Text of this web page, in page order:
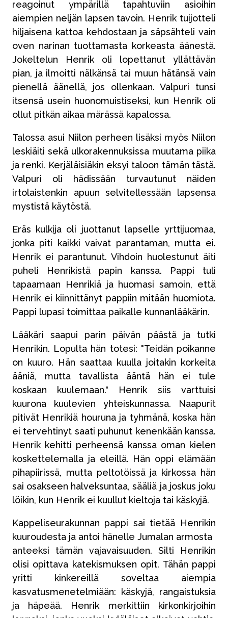
reagoinut ympärillä tapahtuviin asioihin
aiempien neljän lapsen tavoin. Henrik tuijotteli
hiljaisena kattoa kehdostaan ja säpsähteli vain
oven narinan tuottamasta korkeasta äänestä.
Jokeltelun Henrik oli lopettanut yllättävän
pian, ja ilmoitti nälkänsä tai muun hätänsä vain
pienellä äänellä, jos ollenkaan. Valpuri tunsi
itsensä usein huonomuistiseksi, kun Henrik oli
ollut pitkän aikaa märässä kapalossa.
Talossa asui Niilon perheen lisäksi myös Niilon
leskiäiti sekä ulkorakennuksissa muutama piika
ja renki. Kerjäläisiäkin eksyi taloon tämän tästä.
Valpuri oli hädissään turvautunut näiden
irtolaistenkin apuun selvitellessään lapsensa
mystistä käytöstä.
Eräs kulkija oli juottanut lapselle yrttijuomaa,
jonka piti kaikki vaivat parantaman, mutta ei.
Henrik ei parantunut. Vihdoin huolestunut äiti
puheli Henrikistä papin kanssa. Pappi tuli
tapaamaan Henrikiä ja huomasi samoin, että
Henrik ei kiinnittänyt pappiin mitään huomiota.
Pappi lupasi toimittaa paikalle kunnanlääkärin.
Lääkäri saapui parin päivän päästä ja tutki
Henrikin. Lopulta hän totesi: "Teidän poikanne
on kuuro. Hän saattaa kuulla joitakin korkeita
ääniä, mutta tavallista ääntä hän ei tule
koskaan kuulemaan." Henrik siis varttuisi
kuurona kuulevien yhteiskunnassa. Naapurit
pitivät Henrikiä houruna ja tyhmänä, koska hän
ei tervehtinyt saati puhunut kenenkään kanssa.
Henrik kehitti perheensä kanssa oman kielen
koskettelemalla ja eleillä. Hän oppi elämään
pihapiirissä, mutta peltotöissä ja kirkossa hän
sai osakseen halveksuntaa, sääliä ja joskus joku
löikin, kun Henrik ei kuullut kieltoja tai käskyjä.
Kappeliseurakunnan pappi sai tietää Henrikin
kuuroudesta ja antoi hänelle Jumalan armosta
anteeksi tämän vajavaisuuden. Silti Henrikin
olisi opittava katekismuksen opit. Tähän pappi
yritti kinkereillä soveltaa aiempia
kasvatusmenetelmiään: käskyjä, rangaistuksia
ja häpeää. Henrik merkittiin kirkonkirjoihin